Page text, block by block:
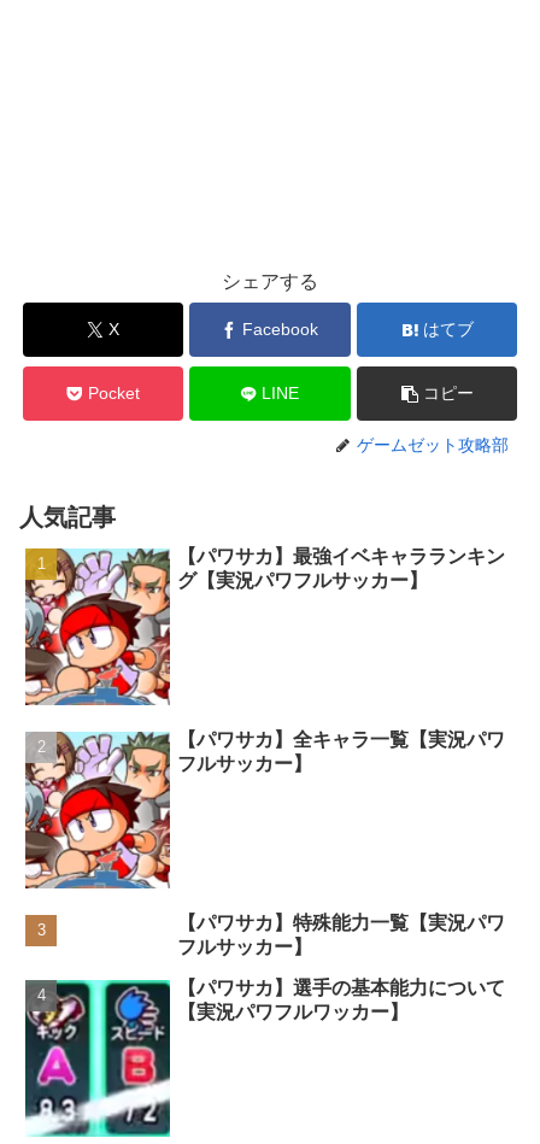
シェアする
X Facebook はてブ
Pocket LINE コピー
ゲームゼット攻略部
人気記事
【パワサカ】最強イベキャラランキン
グ【実況パワフルサッカー】
【パワサカ】全キャラ一覧【実況パワ
フルサッカー】
【パワサカ】特殊能力一覧【実況パワ
フルサッカー】
【パワサカ】選手の基本能力について
【実況パワフルワッカー】